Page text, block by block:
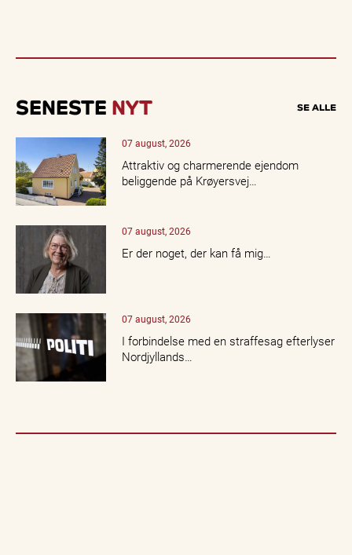
SENESTE NYT SE ALLE
07 august, 2026
Attraktiv og charmerende ejendom
beliggende på Krøyersvej…
07 august, 2026
Er der noget, der kan få mig…
07 august, 2026
I forbindelse med en straffesag efterlyser
Nordjyllands…